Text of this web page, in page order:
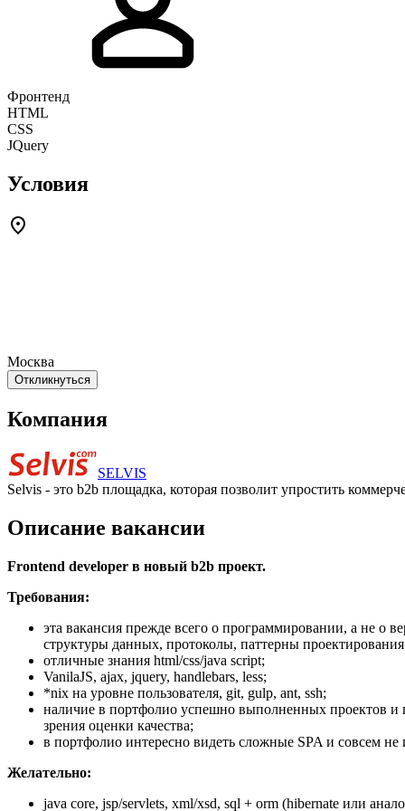
Фронтенд
HTML
CSS
JQuery
Условия
Москва
Откликнуться
Компания
SELVIS
Selvis - это b2b площадка, которая позволит упростить
Описание вакансии
Frontend developer в новый b2b проект.
Требования:
эта вакансия прежде всего о программировании, а не о
структуры данных, протоколы, паттерны
отличные знания html/css/java script;
VanilaJS, ajax, jquery, handlebars, less;
*nix на уровне пользователя, git, gulp, ant, ssh;
наличие в портфолио успешно выполненных проектов и
зрения оценки качества;
в портфолио интересно видеть сложные SPA и совсем
Желательно:
java core, jsp/servlets, xml/xsd, sql + orm (hibernate или